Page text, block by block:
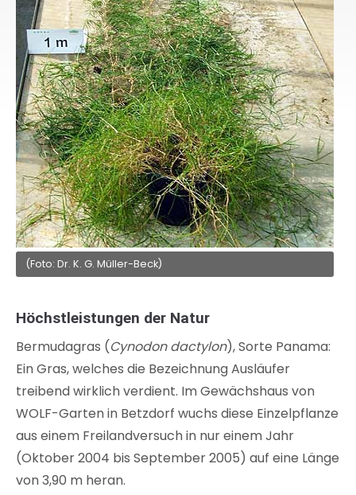
(Foto: Dr. K. G. Müller-Beck)
Höchstleistungen der Natur
Bermudagras (Cynodon dactylon), Sorte Panama:
Ein Gras, welches die Bezeichnung Ausläufer
treibend wirklich verdient. Im Gewächshaus von
WOLF-Garten in Betzdorf wuchs diese Einzelpflanze
aus einem Freilandversuch in nur einem Jahr
(Oktober 2004 bis September 2005) auf eine Länge
von 3,90 m heran.